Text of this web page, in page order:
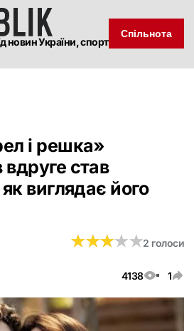
новин України, спорт
Спільнота
і решка»
став
виглядає його
4138 1
★★★★★
★★★★★2 голоси